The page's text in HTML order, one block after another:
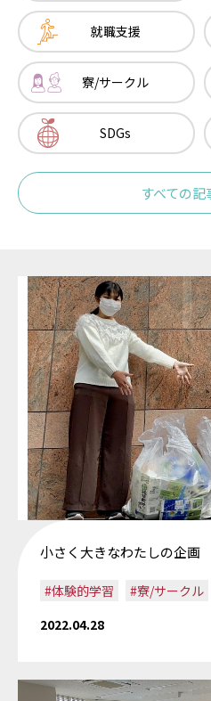
寮/サークル
SDGs
SNS
YouTube
就職支援
寮/サークル
SDGs
すべての記
小さく大きなわたしの企画
#体験的学習 #寮/サークル
2022.04.28